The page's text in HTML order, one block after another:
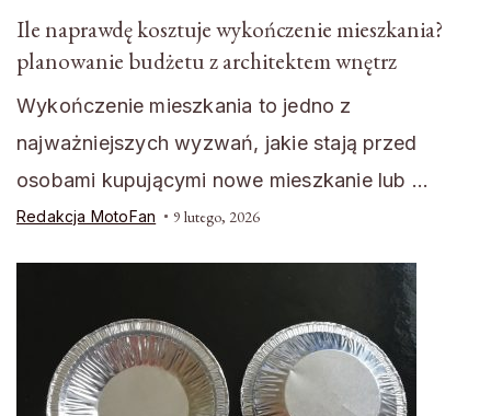
Ile naprawdę kosztuje wykończenie mieszkania?
planowanie budżetu z architektem wnętrz
Wykończenie mieszkania to jedno z
najważniejszych wyzwań, jakie stają przed
osobami kupującymi nowe mieszkanie lub …
Redakcja MotoFan 9 lutego, 2026